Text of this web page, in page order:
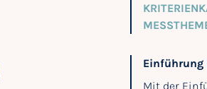
Einführung
Mit der